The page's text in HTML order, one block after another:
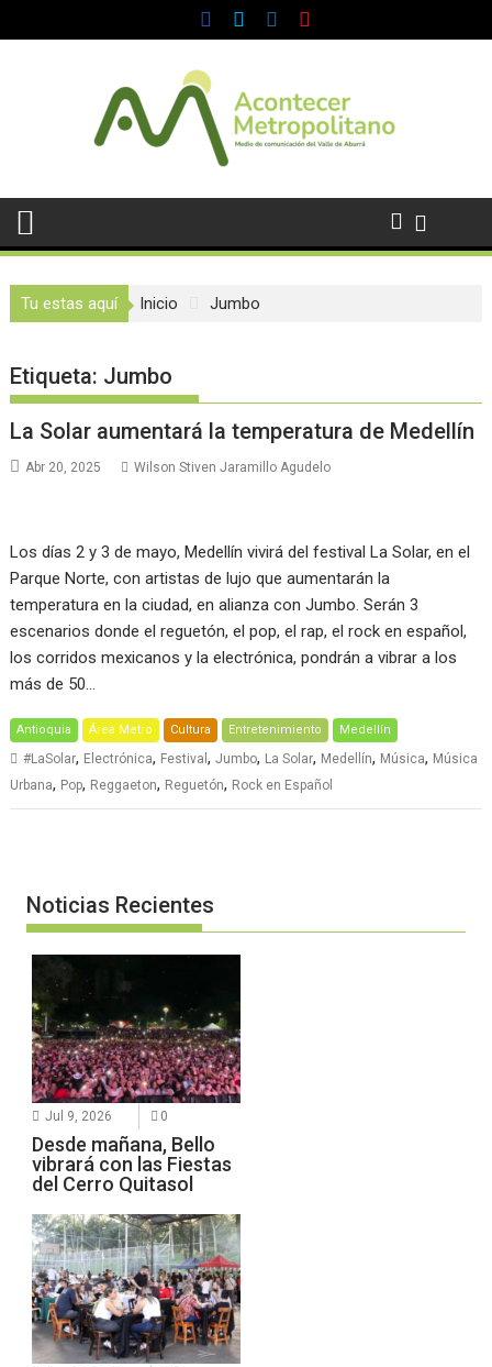
al
Tu estas aquí Inicio Jumbo
Etiqueta: Jumbo
La Solar aumentará la temperatura de Medellín
Abr 20, 2025 Wilson Stiven Jaramillo Agudelo
Los días 2 y 3 de mayo, Medellín vivirá del festival La Solar, en el
Parque Norte, con artistas de lujo que aumentarán la
temperatura en la ciudad, en alianza con Jumbo. Serán 3
escenarios donde el reguetón, el pop, el rap, el rock en español,
los corridos mexicanos y la electrónica, pondrán a vibrar a los
más de 50…
Antioquia Área Metro Cultura Entretenimiento Medellín
#LaSolar, Electrónica, Festival,Jumbo, La Solar, Medellín, Música, Música
Urbana, Pop, Reggaeton, Reguetón, Rock en Español
Noticias Recientes
Jul 9, 2026 0
Desde mañana, Bello
vibrará con las Fiestas
del Cerro Quitasol